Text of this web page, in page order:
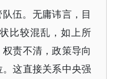
伍。无庸讳言，目
比较混乱，如上所
责不清，政策导向
这直接关系中央强